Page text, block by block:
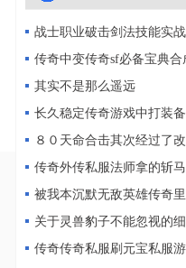
战士职业破击剑法技能实
验
传奇中变传奇sf必备宝典
其实不是那么遥远
长久稳定传奇游戏中打装
定规律
８０天命合击其次经过了
传奇外传私服法师拿的斩
被我本沉默无敌英雄传奇
关于灵兽豹子不能忽视的
传奇传奇私服刷元宝私服